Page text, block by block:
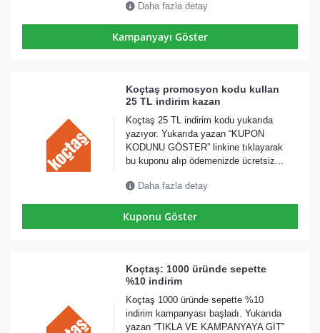
Daha fazla detay
Kampanyayı Göster
Koçtaş promosyon kodu kullan
25 TL indirim kazan
Koçtaş 25 TL indirim kodu yukarıda
yazıyor. Yukarıda yazan “KUPON
KODUNU GÖSTER” linkine tıklayarak
bu kuponu alıp ödemenizde ücretsiz...
Daha fazla detay
Kuponu Göster
Koçtaş: 1000 üründe sepette
%10 indirim
Koçtaş 1000 üründe sepette %10
indirim kampanyası başladı. Yukarıda
yazan “TIKLA VE KAMPANYAYA GİT”